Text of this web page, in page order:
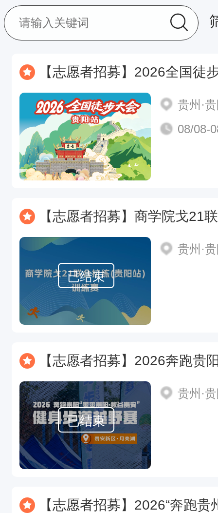
【志愿者招募】2026全国徒
贵州·
08/08-
【志愿者招募】商学院戈21联合
已结束
贵州·
【志愿者招募】2026奔跑贵阳“爽爽贵阳
已结束
贵州·
【志愿者招募】2026“奔跑贵州世界遗产